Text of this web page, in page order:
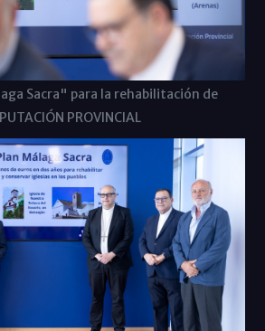
Sacra" para la rehabilitación de
PROVINCIAL